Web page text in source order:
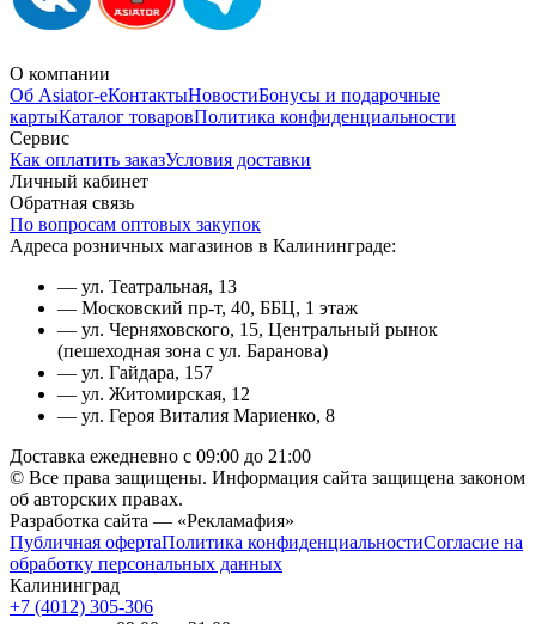
О компании
Об Asiator-еКонтактыНовостиБонусы и подарочные
картыКаталог товаровПолитика конфиденциальности
Сервис
Как оплатить заказУсловия доставки
Личный кабинет
Обратная связь
По вопросам оптовых закупок
Адреса розничных магазинов в Калининграде:
— ул. Театральная, 13
— Московский пр-т, 40, ББЦ, 1 этаж
— ул. Черняховского, 15, Центральный рынок
(пешеходная зона с ул. Баранова)
— ул. Гайдара, 157
— ул. Житомирская, 12
— ул. Героя Виталия Мариенко, 8
Доставка ежедневно с 09:00 до 21:00
© Все права защищены. Информация сайта защищена законом
об авторских правах.
Разработка сайта — «Рекламафия»
Публичная офертаПолитика конфиденциальностиСогласие на
обработку персональных данных
Калининград
+7 (4012) 305-306